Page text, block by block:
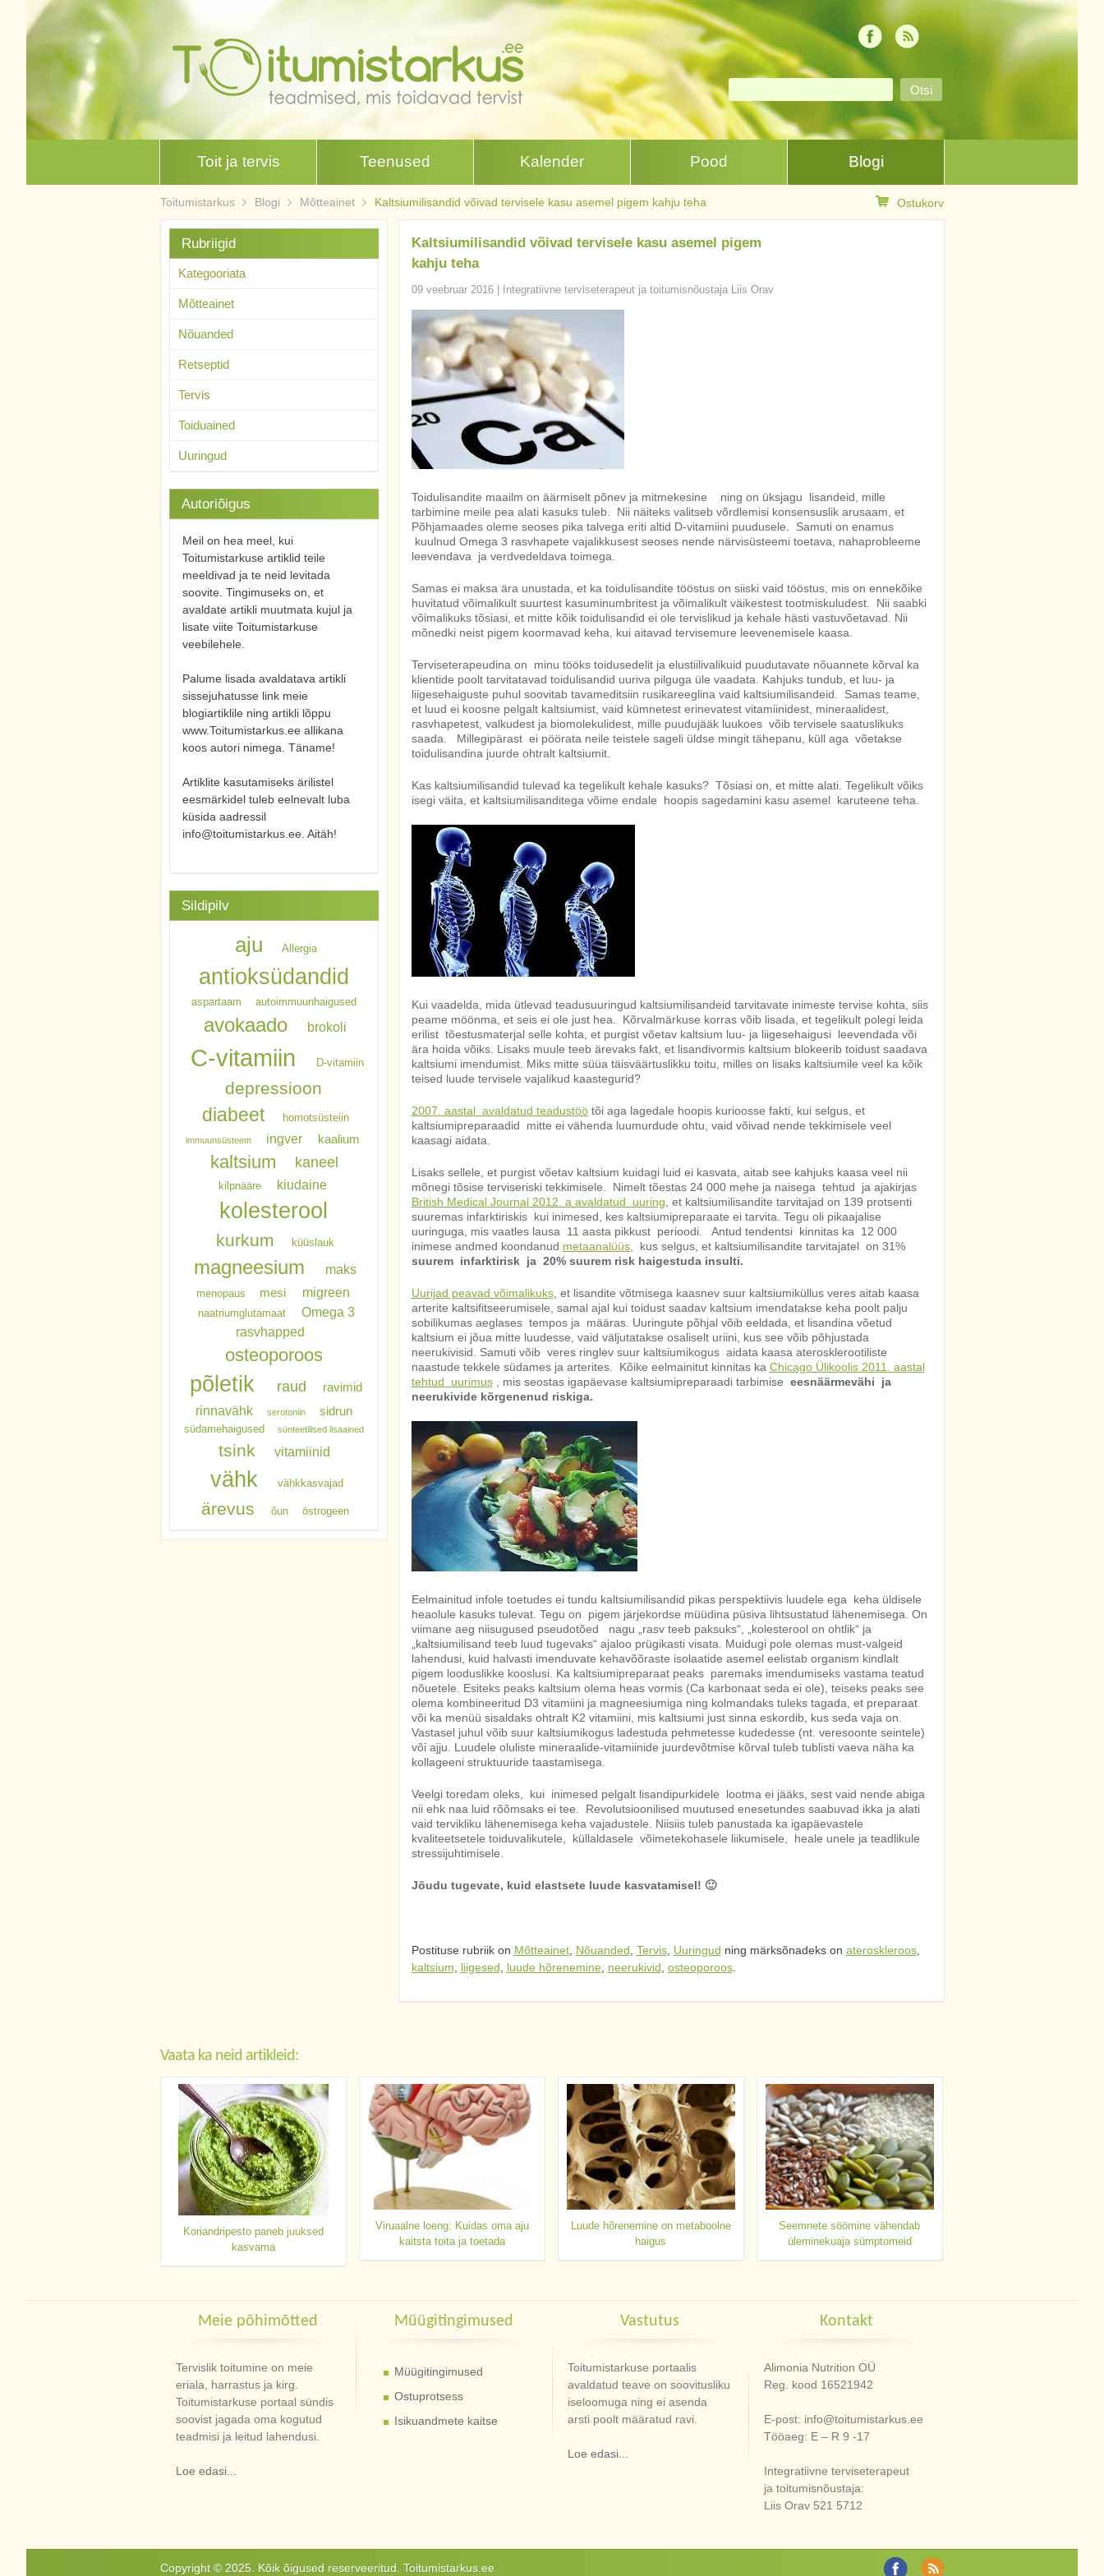
Toit ja tervis Teenused Kalender Pood Blogi
Toitumistarkus Blogi Mõtteainet Kaltsiumilisandid võivad tervisele kasu asemel pigem kahju teha Ostukorv
Kaltsiumilisandid võivad tervisele kasu asemel pigem
kahju teha
09 veebruar 2016| Integratiivne terviseterapeut ja toitumisnõustaja Liis Orav
Toidulisandite maailm on äärmiselt põnev ja mitmekesine ning on üksjagu lisandeid, mille
tarbimine meile pea alati kasuks tuleb. Nii näiteks valitseb võrdlemisi konsensuslik arusaam, et
Põhjamaades oleme seoses pika talvega eriti altid D-vitamiini puudusele. Samuti on enamus
kuulnud Omega 3 rasvhapete vajalikkusest seoses nende närvisüsteemi toetava, nahaprobleeme
leevendava ja verdvedeldava toimega.
Samas ei maksa ära unustada, et ka toidulisandite tööstus on siiski vaid tööstus, mis on ennekõike
huvitatud võimalikult suurtest kasuminumbritest ja võimalikult väikestest tootmiskuludest. Nii saabki
võimalikuks tõsiasi, et mitte kõik toidulisandid ei ole tervislikud ja kehale hästi vastuvõetavad. Nii
mõnedki neist pigem koormavad keha, kui aitavad tervisemure leevenemisele kaasa.
Terviseterapeudina on minu tööks toidusedelit ja elustiilivalikuid puudutavate nõuannete kõrval ka
klientide poolt tarvitatavad toidulisandid uuriva pilguga üle vaadata. Kahjuks tundub, et luu- ja
liigesehaiguste puhul soovitab tavameditsiin rusikareeglina vaid kaltsiumilisandeid. Samas teame,
et luud ei koosne pelgalt kaltsiumist, vaid kümnetest erinevatest vitamiinidest, mineraalidest,
rasvhapetest, valkudest ja biomolekulidest, mille puudujääk luukoes võib tervisele saatuslikuks
saada. Millegipärast ei pöörata neile teistele sageli üldse mingit tähepanu, küll aga võetakse
toidulisandina juurde ohtralt kaltsiumit.
Kas kaltsiumilisandid tulevad ka tegelikult kehale kasuks? Tõsiasi on, et mitte alati. Tegelikult võiks
isegi väita, et kaltsiumilisanditega võime endale hoopis sagedamini kasu asemel karuteene teha.
Kui vaadelda, mida ütlevad teadusuuringud kaltsiumilisandeid tarvitavate inimeste tervise kohta, siis
peame möönma, et seis ei ole just hea. Kõrvalmärkuse korras võib lisada, et tegelikult polegi leida
erilist tõestusmaterjal selle kohta, et purgist võetav kaltsium luu- ja liigesehaigusi leevendada või
ära hoida võiks. Lisaks muule teeb ärevaks fakt, et lisandivormis kaltsium blokeerib toidust saadava
kaltsiumi imendumist. Miks mitte süüa täisväärtuslikku toitu, milles on lisaks kaltsiumile veel ka kõik
teised luude tervisele vajalikud kaastegurid?
2007. aastal avaldatud teadustöötõi aga lagedale hoopis kurioosse fakti, kui selgus, et
kaltsiumipreparaadid mitte ei vähenda luumurdude ohtu, vaid võivad nende tekkimisele veel
kaasagi aidata.
Lisaks sellele, et purgist võetav kaltsium kuidagi luid ei kasvata, aitab see kahjuks kaasa veel nii
mõnegi tõsise terviseriski tekkimisele. Nimelt tõestas 24 000 mehe ja naisega tehtud ja ajakirjas
British Medical Journal 2012. a avaldatud uuring , et kaltsiumilisandite tarvitajad on 139 protsenti
suuremas infarktiriskis kui inimesed, kes kaltsiumipreparaate ei tarvita. Tegu oli pikaajalise
uuringuga, mis vaatles lausa 11 aasta pikkust perioodi. Antud tendentsi kinnitas ka 12 000
inimese andmed koondanud metaanalüüs, kus selgus, et kaltsiumilisandite tarvitajatel on 31%
suurem infarktirisk ja 20% suurem risk haigestuda insulti.
Uurijad peavad võimalikuks, et lisandite võtmisega kaasnev suur kaltsiumiküllus veres aitab kaasa
arterite kaltsifitseerumisele, samal ajal kui toidust saadav kaltsium imendatakse keha poolt palju
sobilikumas aeglases tempos ja määras. Uuringute põhjal võib eeldada, et lisandina võetud
kaltsium ei jõua mitte luudesse, vaid väljutatakse osaliselt uriini, kus see võib põhjustada
neerukivisid. Samuti võib veres ringlev suur kaltsiumikogus aidata kaasa aterosklerootiliste
naastude tekkele südames ja arterites. Kõike eelmainitut kinnitas ka Chicago Ülikoolis 2011. aastal
tehtud uurimus, mis seostas igapäevase kaltsiumipreparaadi tarbimise eesnäärmevähi ja
neerukivide kõrgenenud riskiga.
Eelmainitud infole toetudes ei tundu kaltsiumilisandid pikas perspektiivis luudele ega keha üldisele
heaolule kasuks tulevat. Tegu on pigem järjekordse müüdina püsiva lihtsustatud lähenemisega. On
viimane aeg niisugused pseudotõed nagu „rasv teeb paksuks“, „kolesterool on ohtlik“ ja
„kaltsiumilisand teeb luud tugevaks“ ajaloo prügikasti visata. Muidugi pole olemas must-valgeid
lahendusi, kuid halvasti imenduvate kehavõõraste isolaatide asemel eelistab organism kindlalt
pigem looduslikke kooslusi. Ka kaltsiumipreparaat peaks paremaks imendumiseks vastama teatud
nõuetele. Esiteks peaks kaltsium olema heas vormis (Ca karbonaat seda ei ole), teiseks peaks see
olema kombineeritud D3 vitamiini ja magneesiumiga ning kolmandaks tuleks tagada, et preparaat
või ka menüü sisaldaks ohtralt K2 vitamiini, mis kaltsiumi just sinna eskordib, kus seda vaja on.
Vastasel juhul võib suur kaltsiumikogus ladestuda pehmetesse kudedesse (nt. veresoonte seintele)
või ajju. Luudele oluliste mineraalide-vitamiinide juurdevõtmise kõrval tuleb tublisti vaeva näha ka
kollageeni struktuuride taastamisega.
Veelgi toredam oleks, kui inimesed pelgalt lisandipurkidele lootma ei jääks, sest vaid nende abiga
nii ehk naa luid rõõmsaks ei tee. Revolutsioonilised muutused enesetundes saabuvad ikka ja alati
vaid tervikliku lähenemisega keha vajadustele. Niisiis tuleb panustada ka igapäevastele
kvaliteetsetele toiduvalikutele, küllaldasele võimetekohasele liikumisele, heale unele ja teadlikule
stressijuhtimisele.
Jõudu tugevate, kuid elastsete luude kasvatamisel! 🙂
Postituse rubriik on Mõtteainet, Nõuanded Tervis, Uuringud ning märksõnadeks on ateroskleroos,
kaltsium
liigesed luude hõrenemine, neerukivid osteoporoos.
Rubriigid
Kategooriata
Mõtteainet
Nõuanded
Retseptid
Tervis
Toiduained
Uuringud
Autoriõigus
Meil on hea meel, kui
Toitumistarkuse artiklid teile
meeldivad ja te neid levitada
soovite. Tingimuseks on, et
avaldate artikli muutmata kujul ja
lisate viite Toitumistarkuse
veebilehele.
Palume lisada avaldatava artikli
sissejuhatusse link meie
blogiartiklile ning artikli lõppu
www.Toitumistarkus.ee allikana
koos autori nimega. Täname!
Artiklite kasutamiseks ärilistel
eesmärkidel tuleb eelnevalt luba
küsida aadressil
info@toitumistarkus.ee. Aitäh!
Sildipilv
aju Allergia
antioksüdandid
aspartaam autoimmuunhaigused
avokaado brokoli
C-vitamiin D-vitamiin
depressioon
diabeet homotsüsteiin
immuunsüsteem ingver kaalium
kaltsium kaneel
kilpnääre kiudaine
kolesterool
kurkum küüslauk
magneesium maks
menopaus mesi migreen
naatriumglutamaat
Omega 3
rasvhapped
osteoporoos
põletik raud ravimid
rinnavähk serotoniin sidrun
südamehaigused sünteetilised lisaained
tsink vitamiinid
vähk vähkkasvajad
ärevus õun östrogeen
Vaata ka neid artikleid:
Koriandripesto paneb juuksed
kasvama
Viruaalne loeng: Kuidas oma aju
kaitsta toita ja toetada
Luude hõrenemine on metaboolne
haigus
Seemnete söömine vähendab
üleminekuaja sümptomeid
Meie põhimõtted
Tervislik toitumine on meie
eriala, harrastus ja kirg.
Toitumistarkuse portaal sündis
soovist jagada oma kogutud
teadmisi ja leitud lahendusi.
Loe edasi...
Müügitingimused
Müügitingimused
Ostuprotsess
Isikuandmete kaitse
Vastutus
Toitumistarkuse portaalis
avaldatud teave on soovitusliku
iseloomuga ning ei asenda
arsti poolt määratud ravi.
Loe edasi...
Kontakt
Alimonia Nutrition OÜ
Reg. kood 16521942
E-post: info@toitumistarkus.ee
Tööaeg: E – R 9 -17
Integratiivne terviseterapeut
ja toitumisnõustaja:
Liis Orav 521 5712
Copyright © 2025. Kõik õigused reserveeritud. Toitumistarkus.ee